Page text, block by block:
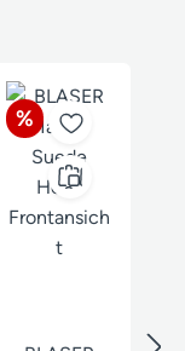
Rabatt
%